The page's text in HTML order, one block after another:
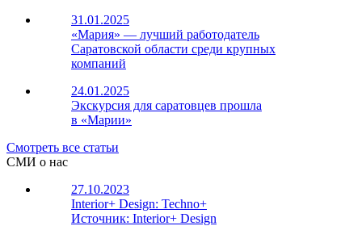
31.01.2025
«Мария» — лучший работодатель
Саратовской области среди крупных
компаний
24.01.2025
Экскурсия для саратовцев прошла
в «Марии»
Смотреть все статьи
СМИ о нас
27.10.2023
Interior+ Design: Techno+
Источник: Interior+ Design